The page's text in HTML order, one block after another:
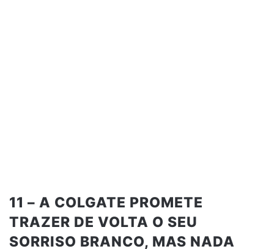
11 – A COLGATE PROMETE
TRAZER DE VOLTA O SEU
SORRISO BRANCO, MAS NADA